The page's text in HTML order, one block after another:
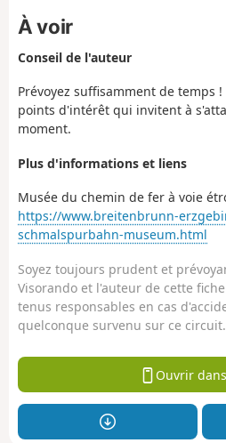
À voir
Conseil de l'auteur
Prévoyez suffisamment de temps
points d'intérêt qui invitent à
moment.
Plus d'informations et liens
Musée du chemin de fer à voie
https://www.breitenbrunn-
schmalspurbahn-museum.html
Soyez toujours prudent et
Visorando et l'auteur de cette
tenus responsables en cas
quelconque survenu sur ce circuit.
Ouvrir